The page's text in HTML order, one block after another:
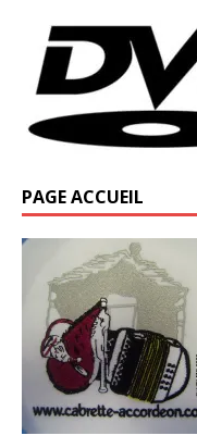
PAGE ACCUEIL